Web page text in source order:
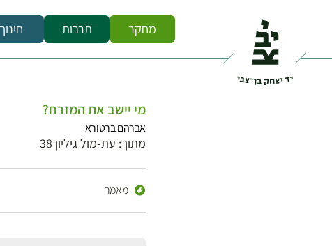
מחקר תרבות חינוך
מי יישב את המזרח?
אברהם ברטורא
מתוך: עת-מול גיליון 38
מאמר